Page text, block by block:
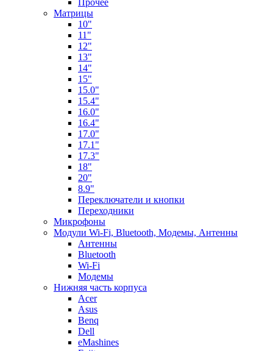
Матрицы
10"
11"
12"
13"
14"
15"
15.0"
15.4"
16.0"
16.4"
17.0"
17.1"
17.3"
18"
20"
8.9"
Переключатели и кнопки
Переходники
Микрофоны
Модули Wi-Fi, Bluetooth, Модемы, Антенны
Aнтенны
Bluetooth
Wi-Fi
Модемы
Нижняя часть корпуса
Acer
Asus
Benq
Dell
eMashines